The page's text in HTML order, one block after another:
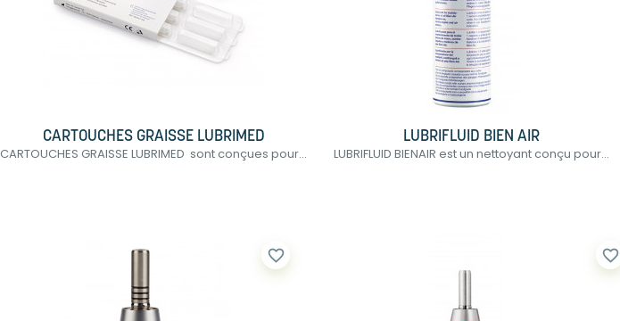
CARTOUCHES GRAISSE LUBRIMED
CARTOUCHES GRAISSE LUBRIMED sont conçues pour...
LUBRIFLUID BIEN AIR
LUBRIFLUID BIENAIR est un nettoyant conçu pour...
favorite_border favorite_border